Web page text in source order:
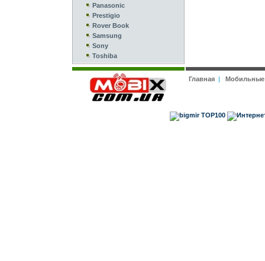
Panasonic
Prestigio
Rover Book
Samsung
Sony
Toshiba
Главная|